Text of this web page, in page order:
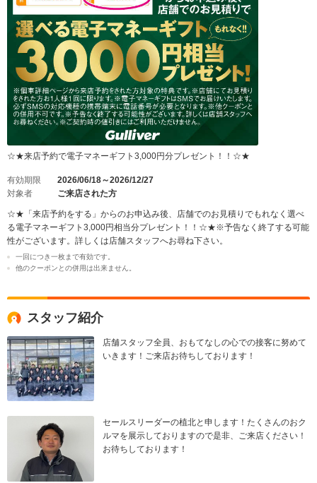
☆★来店予約で電子マネーギフト3,000円分プレゼント！！☆★
有効期限
2026/06/18～2026/12/27
対象者
ご来店された方
☆★「来店予約をする」からのお申込み後、店舗でのお見積りでもれなく選べ
る電子マネーギフト3,000円相当分プレゼント！！☆★※予告なく終了する可能
性がございます。詳しくは店舗スタッフへお尋ね下さい。
一回につき一枚まで有効です。
他のクーポンとの併用は出来ません。
スタッフ紹介
店舗スタッフ全員、おもてなしの心での接客に努めて
いきます！ご来店お待ちしております！
セールスリーダーの植北と申します！たくさんのおク
ルマを展示しておりますので是非、ご来店ください！
お待ちしております！